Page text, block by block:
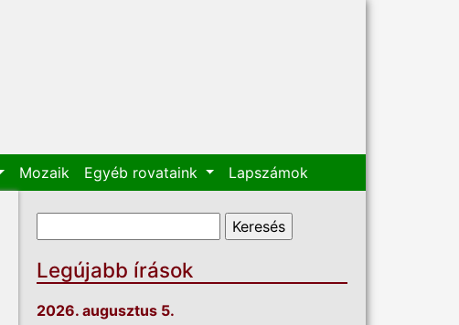
Mozaik Egyéb rovataink Lapszámok
Keresés űrlap
Legújabb írások
2026. augusztus 5.